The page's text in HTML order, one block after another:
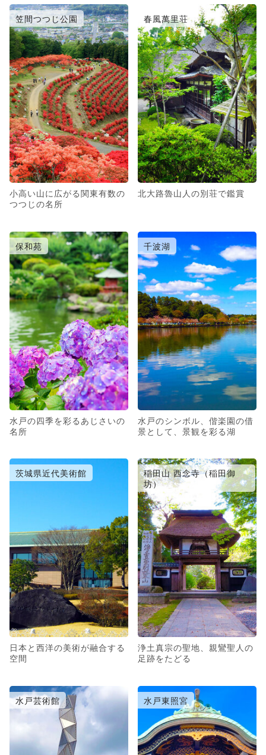
笠間つつじ公園
小高い山に広がる関東有数の
つつじの名所
春風萬里荘
北大路魯山人の別荘で鑑賞
保和苑
水戸の四季を彩るあじさいの
名所
千波湖
水戸のシンボル、偕楽園の借
景として、景観を彩る湖
茨城県近代美術館
日本と西洋の美術が融合する
空間
稲田山 西念寺（稲田御
坊）
浄土真宗の聖地、親鸞聖人の
足跡をたどる
水戸芸術館 水戸東照宮